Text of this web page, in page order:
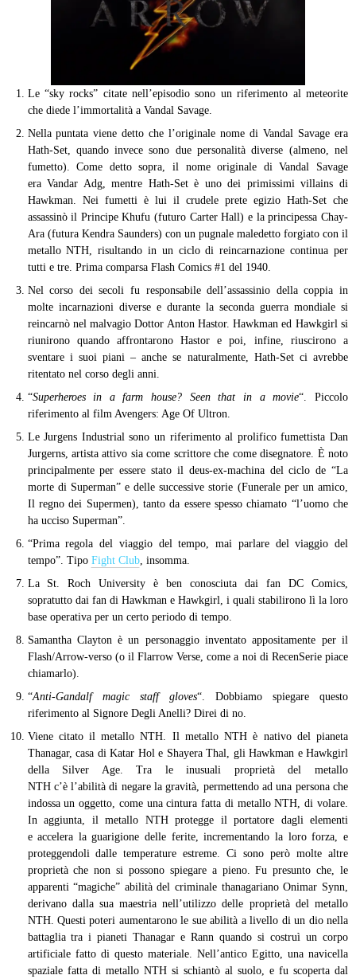
Le “sky rocks” citate nell’episodio sono un riferimento al meteorite
che diede l’immortalità a Vandal Savage.
Nella puntata viene detto che l’originale nome di Vandal Savage era
Hath-Set, quando invece sono due personalità diverse (almeno, nel
fumetto). Come detto sopra, il nome originale di Vandal Savage
era Vandar Adg, mentre Hath-Set è uno dei primissimi villains di
Hawkman. Nei fumetti è lui il crudele prete egizio Hath-Set che
assassinò il Principe Khufu (futuro Carter Hall) e la principessa Chay-
Ara (futura Kendra Saunders) con un pugnale maledetto forgiato con il
metallo NTH, risultando in un ciclo di reincarnazione continua per
tutti e tre. Prima comparsa Flash Comics #1 del 1940.
Nel corso dei secoli fu responsabile dell’assassinio della coppia in
molte incarnazioni diverse e durante la seconda guerra mondiale si
reincarnò nel malvagio Dottor Anton Hastor. Hawkman ed Hawkgirl si
riunirono quando affrontarono Hastor e poi, infine, riuscirono a
sventare i suoi piani – anche se naturalmente, Hath-Set ci avrebbe
ritentato nel corso degli anni.
“Superheroes in a farm house? Seen that in a movie“. Piccolo
riferimento al film Avengers: Age Of Ultron.
Le Jurgens Industrial sono un riferimento al prolifico fumettista Dan
Jurgerns, artista attivo sia come scrittore che come disegnatore. È noto
principalmente per essere stato il deus-ex-machina del ciclo de “La
morte di Superman” e delle successive storie (Funerale per un amico,
Il regno dei Supermen), tanto da essere spesso chiamato “l’uomo che
ha ucciso Superman”.
“Prima regola del viaggio del tempo, mai parlare del viaggio del
tempo”. Tipo Fight Club, insomma.
La St. Roch University è ben conosciuta dai fan DC Comics,
sopratutto dai fan di Hawkman e Hawkgirl, i quali stabilirono lì la loro
base operativa per un certo periodo di tempo.
Samantha Clayton è un personaggio inventato appositamente per il
Flash/Arrow-verso (o il Flarrow Verse, come a noi di RecenSerie piace
chiamarlo).
“Anti-Gandalf magic staff gloves“. Dobbiamo spiegare questo
riferimento al Signore Degli Anelli? Direi di no.
Viene citato il metallo NTH. Il metallo NTH è nativo del pianeta
Thanagar, casa di Katar Hol e Shayera Thal, gli Hawkman e Hawkgirl
della Silver Age. Tra le inusuali proprietà del metallo
NTH c’è l’abilità di negare la gravità, permettendo ad una persona che
indossa un oggetto, come una cintura fatta di metallo NTH, di volare.
In aggiunta, il metallo NTH protegge il portatore dagli elementi
e accelera la guarigione delle ferite, incrementando la loro forza, e
proteggendoli dalle temperature estreme. Ci sono però molte altre
proprietà che non si possono spiegare a pieno. Fu presunto che, le
apparenti “magiche” abilità del criminale thanagariano Onimar Synn,
derivano dalla sua maestria nell’utilizzo delle proprietà del metallo
NTH. Questi poteri aumentarono le sue abilità a livello di un dio nella
battaglia tra i pianeti Thanagar e Rann quando si costruì un corpo
artificiale fatto di questo materiale. Nell’antico Egitto, una navicella
spaziale fatta di metallo NTH si schiantò al suolo, e fu scoperta dal